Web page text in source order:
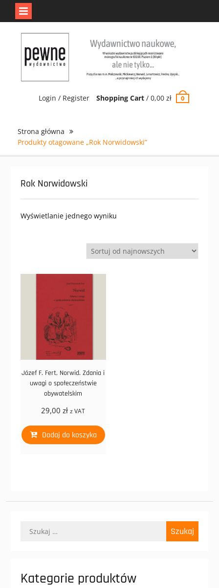
Login / Register Shopping Cart /0,00zł 0
Strona główna
Produkty otagowane „Rok Norwidowski”
Rok Norwidowski
Wyświetlanie jednego wyniku
Józef F. Fert, Norwid. Zdania i
uwagi o społeczeństwie
obywatelskim
29,00zł z VAT
Dodaj do koszyka
Kategorie produktów